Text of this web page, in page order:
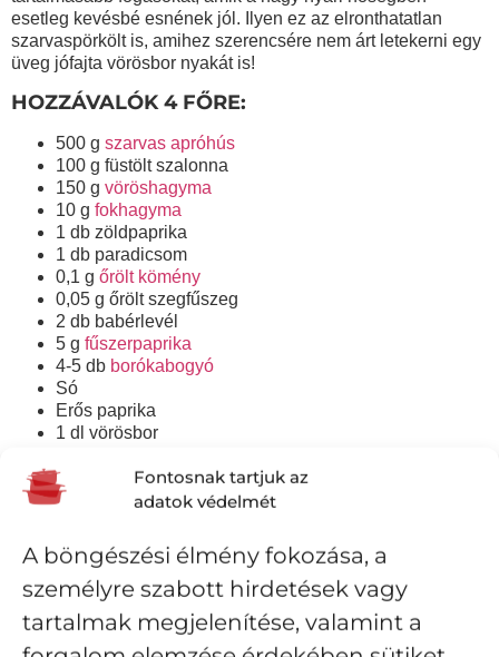
Fontosnak tartjuk az
adatok védelmét
A böngészési élmény fokozása, a
személyre szabott hirdetések vagy
tartalmak megjelenítése, valamint a
esetleg kevésbé esnének jól. Ilyen ez az elronthatatlan
szarvaspörkölt is, amihez szerencsére nem árt letekerni egy
üveg jófajta vörösbor nyakát is!
HOZZÁVALÓK 4 FŐRE:
500 g szarvas apróhús
100 g füstölt szalonna
150 g vöröshagyma
10 g fokhagyma
1 db zöldpaprika
1 db paradicsom
0,1 g őrölt kömény
0,05 g őrölt szegfűszeg
2 db babérlevél
5 g fűszerpaprika
4-5 db borókabogyó
Só
Erős paprika
1 dl vörösbor
A SZARVASPÖRKÖLT ELKÉSZÍTÉSE:
A füstölt szalonnát felkockázzuk, majd egy lábasban
Ha kész, szűrőkanál segítségével szedjük ki a
pörcöket a zsírból, majd adjuk hozzá a felaprított
vöröshagymát. Amikor a hagyma már aranyszínű,
akkor levesszük a tűzről, és hozzáadjuk a
fűszerpaprikát. Azért érdemes levenni a tűzről, mert a